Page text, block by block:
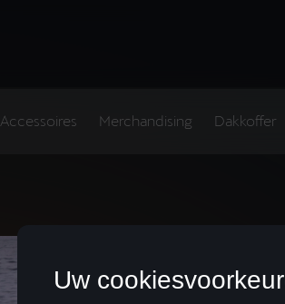
Accessoires Merchandising Dakkoffer